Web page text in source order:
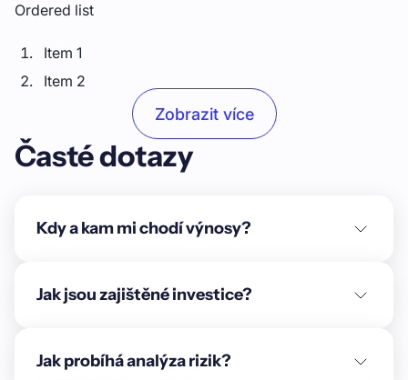
Ordered list
Item 1
Item 2
Unordered list
Item B
Text link
Emphasis
Zobrazit více
Časté dotazy
Kdy a kam mi chodí výnosy?
Jak jsou zajištěné investice?
Jak probíhá analýza rizik?